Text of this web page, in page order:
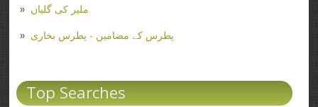
ملیر کی گلیاں
پطرس کے مضامین - پطرس بخاری
Top Searches